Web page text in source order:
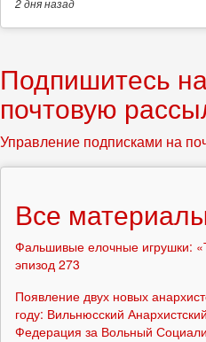
2 дняназад
Подпишитесь
почтовую
Управление подписками на
Все
Фальшивые елочные игрушки:
эпизод 273
Появление двух новых
году: Вильнюсский
Федерация за Вольный